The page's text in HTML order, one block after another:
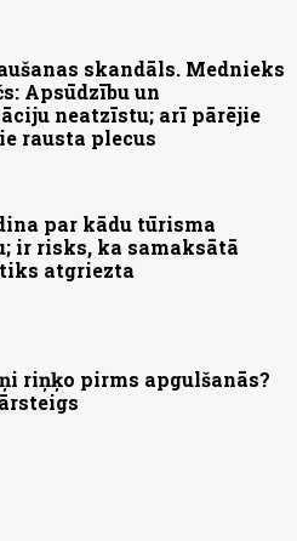
skandāls. Mednieks
Apsūdzību un
neatzīstu; arī pārējie
rausta plecus
par kādu tūrisma
ir risks, ka samaksātā
atgriezta
riņķo pirms apgulšanās?